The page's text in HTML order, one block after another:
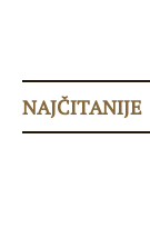
NAJČITANIJE